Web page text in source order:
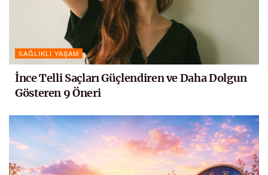
SAĞLIKLI YAŞAM
İnce Telli Saçları Güçlendiren ve Daha Dolgun
Gösteren 9 Öneri